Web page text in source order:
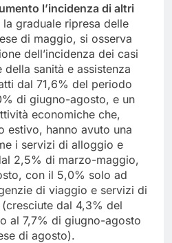
l’incidenza di altri
la graduale ripresa delle
di maggio, si osserva
dell’incidenza dei casi
sanità e assistenza
dal 71,6% del periodo
di giugno-agosto, e un
economiche che,
estivo, hanno avuto una
i servizi di alloggio e
2,5% di marzo-maggio,
con il 5,0% solo ad
di viaggio e servizi di
dal 4,3% del
al 7,7% di giugno-agosto
di agosto).